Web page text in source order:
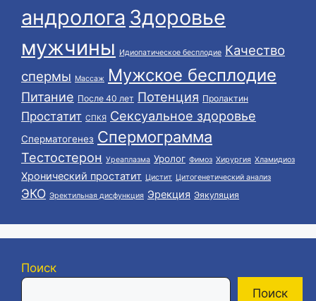
андролога Здоровье
мужчины
Идиопатическое бесплодие Качество
спермы Массаж Мужское бесплодие
Питание После 40 лет Потенция Пролактин
Простатит СПКЯ Сексуальное здоровье
Сперматогенез Спермограмма
Тестостерон Уреаплазма Уролог Фимоз Хирургия Хламидиоз
Хронический простатит Цистит Цитогенетический анализ
ЭКО Эректильная дисфункция Эрекция Эякуляция
Поиск
Поиск